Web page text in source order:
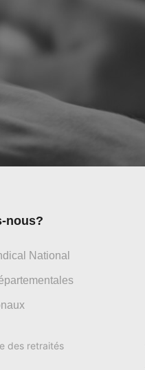
nous?
National
des retraités